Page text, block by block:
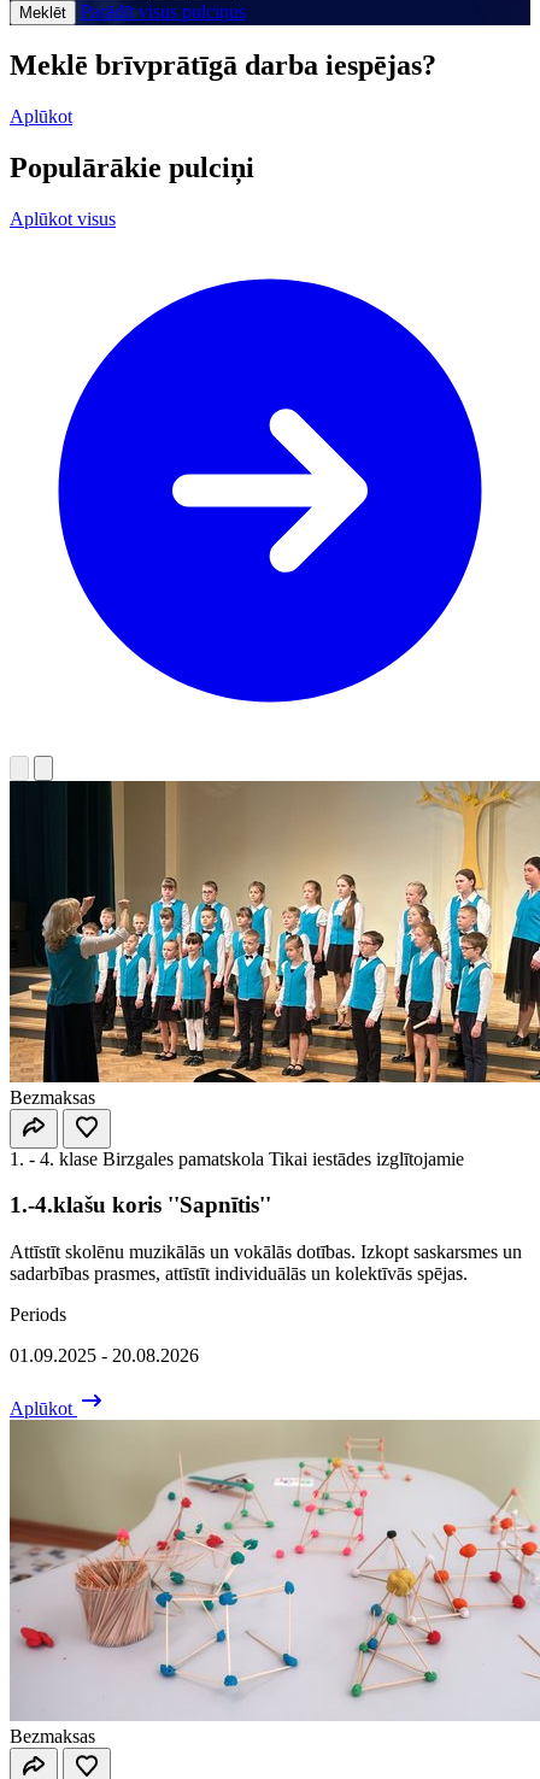
Meklēt Parādīt visus pulciņus
Meklē brīvprātīgā darba iespējas?
Aplūkot
Populārākie pulciņi
Aplūkot visus
Bezmaksas
1. - 4. klase Birzgales pamatskola Tikai iestādes izglītojamie
1.-4.klašu koris ''Sapnītis''
Attīstīt skolēnu muzikālās un vokālās dotības. Izkopt saskarsmes un
sadarbības prasmes, attīstīt individuālās un kolektīvās spējas.
Periods
01.09.2025 - 20.08.2026
Aplūkot
Bezmaksas